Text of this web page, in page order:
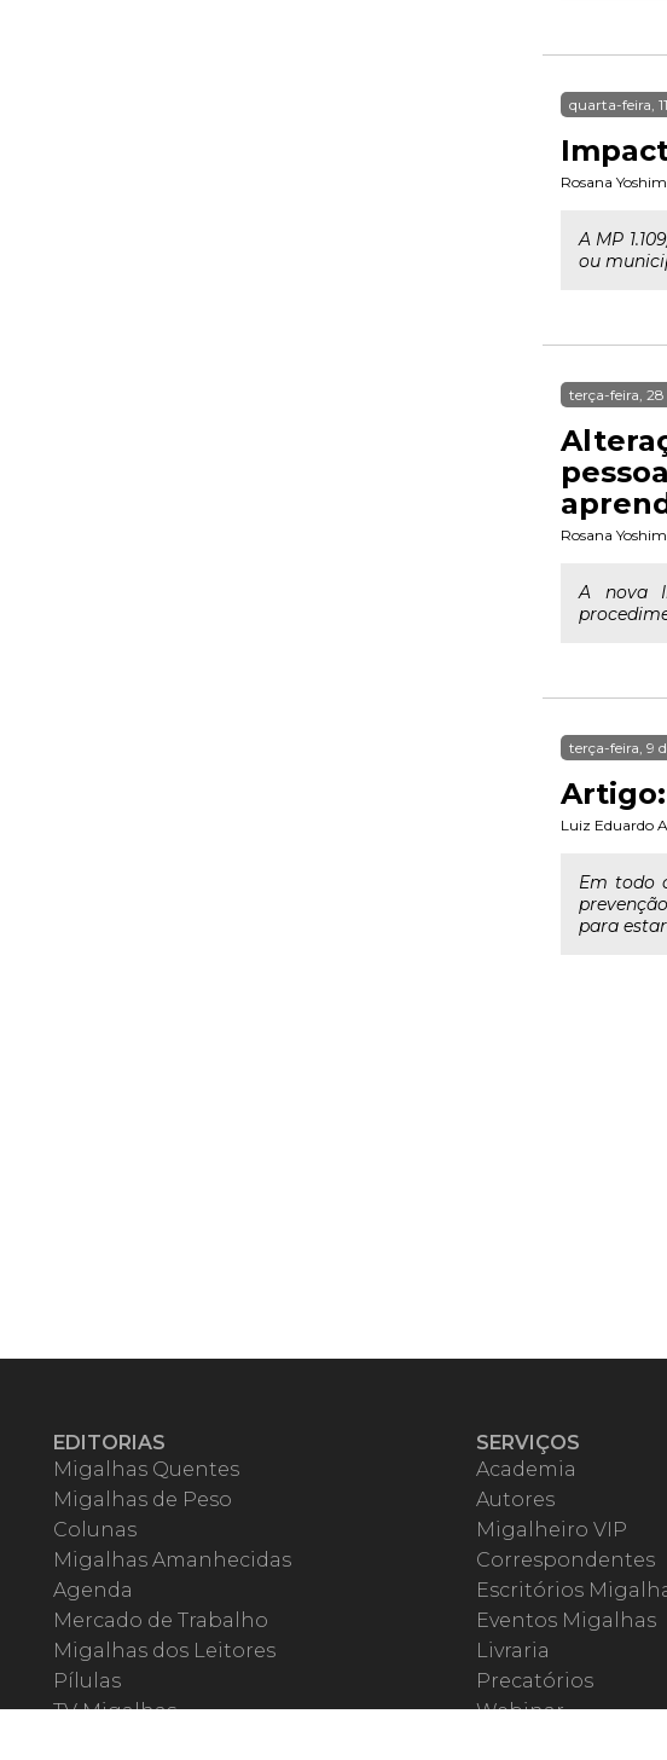
quarta-feira,
Rosana
A MP
ou
terça-feira, 28
Rosana
A nova
terça-feira, 9
Luiz Eduardo
Em todo
para
EDITORIAS
Migalhas Quentes
Migalhas de Peso
Colunas
Migalhas Amanhecidas
Agenda
Mercado de Trabalho
Migalhas dos Leitores
Pílulas
TV Migalhas
SERVIÇOS
Academia
Autores
Migalheiro VIP
Correspondentes
Escritórios
Eventos Migalhas
Livraria
Precatórios
Webinar